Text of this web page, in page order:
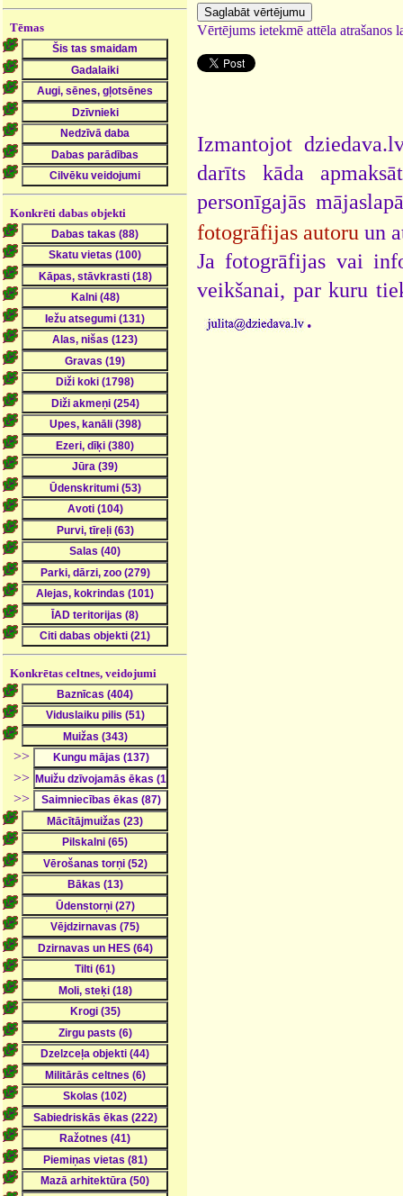
Tēmas
Konkrēti dabas objekti
Konkrētas celtnes, veidojumi
>>
>>
>>
Vērtējums ietekmē attēla atrašanos
Izmantojot
darīts kāda
personīgajās
fotogrāfijas autoru un
Ja fotogrāfijas vai
veikšanai, par kuru
.